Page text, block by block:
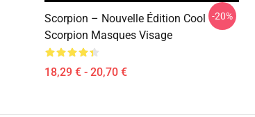
Scorpion – Nouvelle Édition Cool
Scorpion Masques Visage
18,29 € - 20,70 €
-20%